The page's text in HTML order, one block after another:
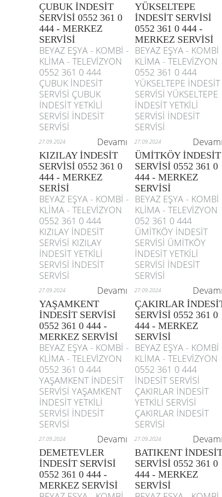
ÇUBUK İNDESİT
SERVİSİ 0552 361 0
444 - MERKEZ
SERVİSİ
YÜKSELTEPE
İNDESİT SERVİSİ
0552 361 0 444 -
MERKEZ SERVİSİ
BEYAZ EŞYA - KOMBİ -
KLİMA - TELEVİZYON
0552 361 0 444
ÇUBUK İNDESİT
SERVİSİ ÇUBUK
İNDESİT YETKİLİ
SERVİSİ İNDESİT
SERVİSİ
BEYAZ EŞYA - KOMBİ
KLİMA - TELEVİZYON
0552 361 0 444
YÜKSELTEPE İNDESİT
SERVİSİ YÜKSELTEPE
İNDESİT YETKİLİ
SERVİSİ İNDESİT
SERVİSİ
27.09.2024 Devamı 27.09.2024
KIZILAY İNDESİT
SERVİSİ 0552 361 0
444 - MERKEZ
SERİSİ
ÜMİTKÖY İNDESİT
SERVİSİ 0552 361 0
444 - MERKEZ
SERVİSİ
BEYAZ EŞYA - KOMBİ -
KLİMA - TELEVİZYON
0552 361 0 444
KIZILAY İNDESİT
SERVİSİ KIZILAY
İNDESİT YETKİLİ
SERVİSİ İNDESİT
SERVİSİ
BEYAZ EŞYA - KOMBİ
KLİMA - TELEVİZYON
052 361 0 444
ÜMİTKÖY İNDESİT
SERVİSİ ÜMİTKÖY
İNDESİT YETKİLİ
SERVİSİ İNDESİT
SERVİSİ
27.09.2024 Devamı 27.09.2024
YAŞAMKENT
İNDESİT SERVİSİ
0552 361 0 444 -
MERKEZ SERVİSİ
ÇAKIRLAR
SERVİSİ 0552 361 0
444 - MERKEZ
SERVİSİ
BEYAZ EŞYA - KOMBİ -
KLİMA - TELEVİZYON
0552 361 0 444
YAŞAMKENT İNDESİT
SERVİSİ YAŞAMKENT
İNDESİT YETKİLİ
SERVİSİ İNDESİT
SERVİSİ
BEYAZ EŞYA - KOMBİ
KLİMA - TELEVİZYON
0552 361 0 444
İNDESİT SERVİSİ
ÇAKIRLAR İNDESİT
YETKİLİ SERVİSİ
ÇAKIRLAR İNDESİT
SERVİSİ
27.09.2024 Devamı 27.09.2024
DEMETEVLER
İNDESİT SERVİSİ
0552 361 0 444 -
MERKEZ SERVİSİ
BATIKENT
SERVİSİ 0552 361 0
444 - MERKEZ
SERVİSİ